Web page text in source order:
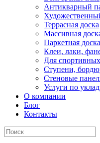
Антикварный
Террасная доска
Массивная
Паркетная доска
Клеи, лаки,
Для
Ступени,
Стеновые
Услуги по
О компании
Блог
Контакты